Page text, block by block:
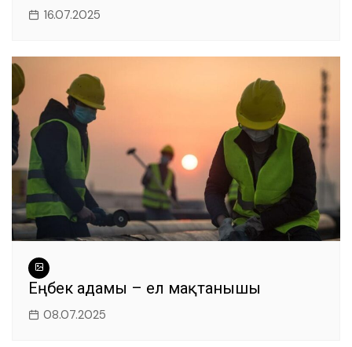
16.07.2025
Еңбек адамы – ел мақтанышы
08.07.2025